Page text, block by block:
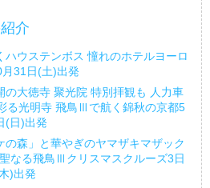
介
ハウステンボス 憧れのホテルヨーロ
31日(土)出発
の大徳寺 聚光院 特別拝観も 人力車
る光明寺 飛鳥Ⅲで航く錦秋の京都5
(日)出発
の森」と華やぎのヤマザキマザック
なる飛鳥Ⅲクリスマスクルーズ3日
)出発